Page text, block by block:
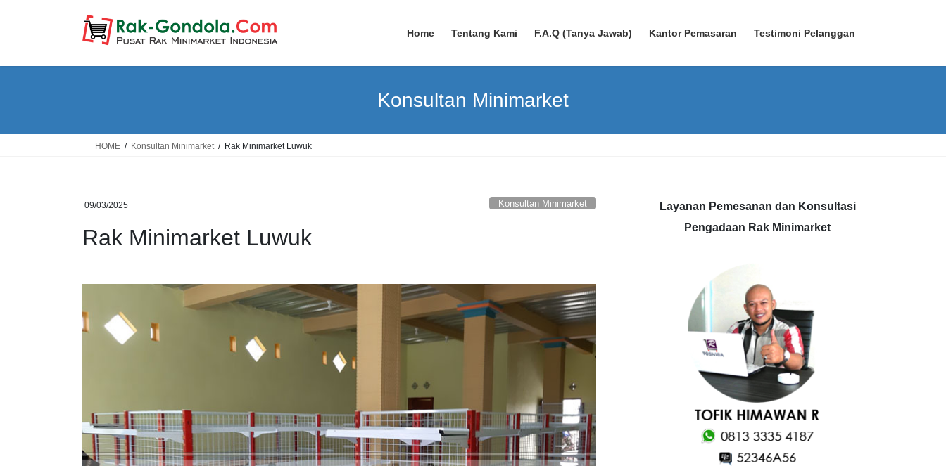
Home Tentang Kami F.A.Q (Tanya Jawab) Kantor Pemasaran Testimoni Pelanggan
Konsultan Minimarket
HOME Konsultan Minimarket Rak Minimarket Luwuk
09/03/2025 Konsultan Minimarket
Rak Minimarket Luwuk
Layanan Pemesanan dan Konsultasi
Pengadaan Rak Minimarket